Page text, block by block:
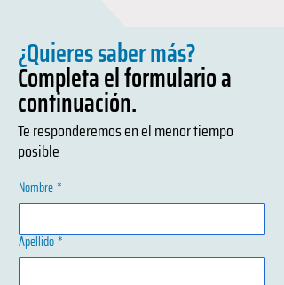
¿Quieres saber más?
Completa el formulario a
continuación.
Te responderemos en el menor tiempo
posible
Nombre*
Apellido*